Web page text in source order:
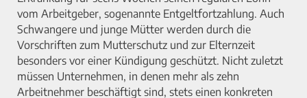
vom Arbeitgeber, sogenannte Entgeltfortzahlung. Auch
Schwangere und junge Mütter werden durch die
Vorschriften zum Mutterschutz und zur Elternzeit
besonders vor einer Kündigung geschützt. Nicht zuletzt
müssen Unternehmen, in denen mehr als zehn
Arbeitnehmer beschäftigt sind, stets einen konkreten